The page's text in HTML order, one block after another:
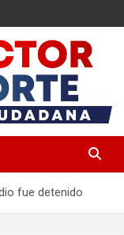
fue detenido